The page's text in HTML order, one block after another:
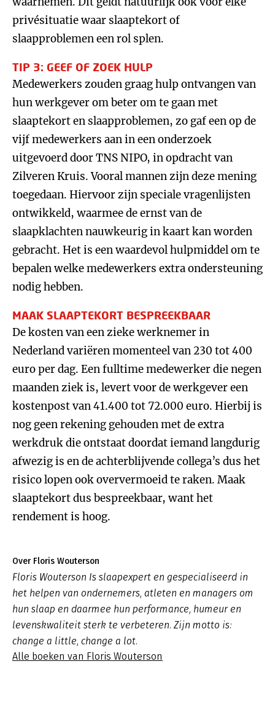
privésituatie waar slaaptekort of
slaapproblemen een rol splen.
TIP 3: GEEF OF ZOEK HULP
Medewerkers zouden graag hulp ontvangen van
hun werkgever om beter om te gaan met
slaaptekort en slaapproblemen, zo gaf een op de
vijf medewerkers aan in een onderzoek
uitgevoerd door TNS NIPO, in opdracht van
Zilveren Kruis. Vooral mannen zijn deze mening
toegedaan. Hiervoor zijn speciale vragenlijsten
ontwikkeld, waarmee de ernst van de
slaapklachten nauwkeurig in kaart kan worden
gebracht. Het is een waardevol hulpmiddel om te
bepalen welke medewerkers extra ondersteuning
nodig hebben.
MAAK SLAAPTEKORT BESPREEKBAAR
De kosten van een zieke werknemer in
Nederland variëren momenteel van 230 tot 400
euro per dag. Een fulltime medewerker die negen
maanden ziek is, levert voor de werkgever een
kostenpost van 41.400 tot 72.000 euro. Hierbij is
nog geen rekening gehouden met de extra
werkdruk die ontstaat doordat iemand langdurig
afwezig is en de achterblijvende collega’s dus het
risico lopen ook oververmoeid te raken. Maak
slaaptekort dus bespreekbaar, want het
rendement is hoog.
Over Floris Wouterson
Floris Wouterson Is slaapexpert en gespecialiseerd in
het helpen van ondernemers, atleten en managers om
hun slaap en daarmee hun performance, humeur en
levenskwaliteit sterk te verbeteren. Zijn motto is:
change a little, change a lot.
Alle boeken van Floris Wouterson